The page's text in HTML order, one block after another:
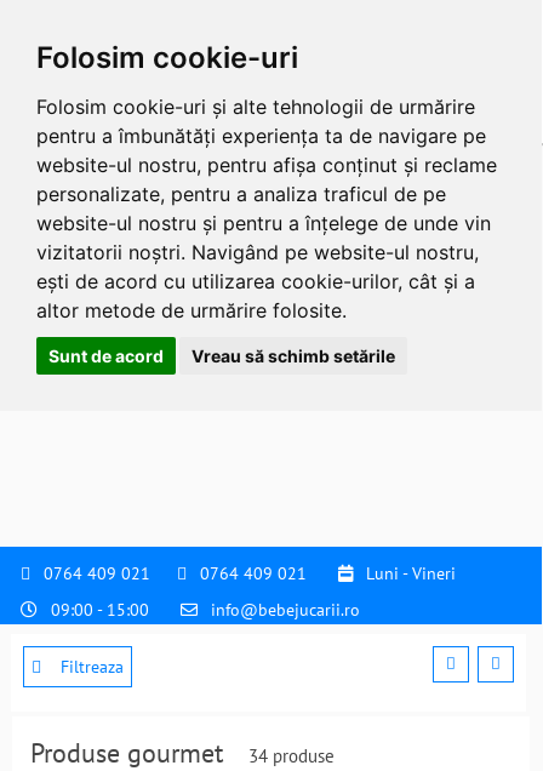
Folosim cookie-uri
Folosim cookie-uri și alte tehnologii de urmărire
pentru a îmbunătăți experiența ta de navigare pe
website-ul nostru, pentru afișa conținut și reclame
personalizate, pentru a analiza traficul de pe
website-ul nostru și pentru a înțelege de unde vin
vizitatorii noștri. Navigând pe website-ul nostru,
ești de acord cu utilizarea cookie-urilor, cât și a
altor metode de urmărire folosite.
Sunt de acord Vreau să schimb setările
0764 409 021 0764 409 021
Luni - Vineri
09:00 - 15:00
info@bebejucarii.ro
Filtreaza
Produse gourmet 34 produse